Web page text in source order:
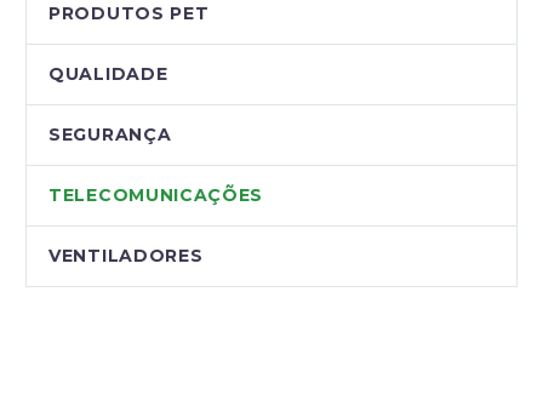
PRODUTOS PET
QUALIDADE
SEGURANÇA
TELECOMUNICAÇÕES
VENTILADORES